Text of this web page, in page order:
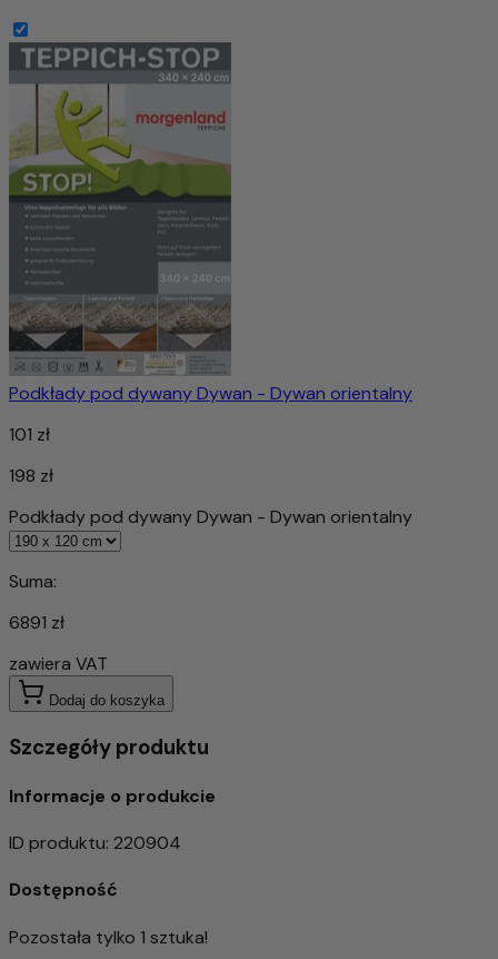
Podkłady pod dywany Dywan - Dywan orientalny
101 zł
198 zł
Podkłady pod dywany Dywan - Dywan orientalny
Suma:
6891 zł
zawiera VAT
Dodaj do koszyka
Szczegóły produktu
Informacje o produkcie
ID produktu: 220904
Dostępność
Pozostała tylko 1 sztuka!